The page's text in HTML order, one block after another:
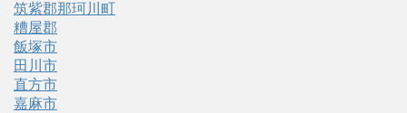
筑紫郡那珂川町
糟屋郡
飯塚市
田川市
直方市
嘉麻市